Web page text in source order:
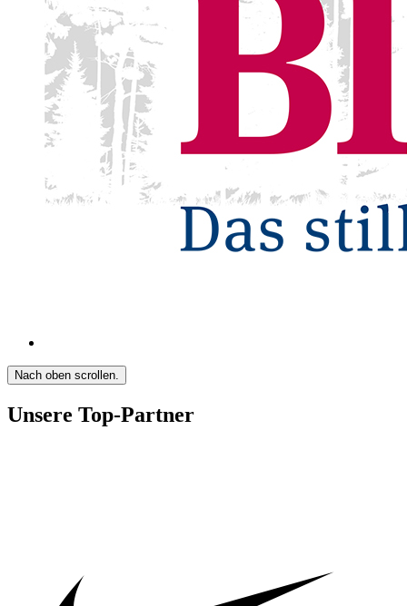
Nach oben scrollen.
Unsere Top-Partner